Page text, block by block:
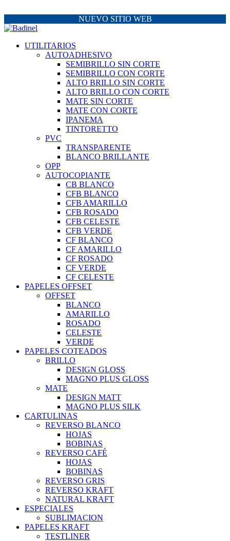
NUEVO SITIO WEB
UTILITARIOS
AUTOADHESIVO
SEMIBRILLO SIN CORTE
SEMIBRILLO CON CORTE
ALTO BRILLO SIN CORTE
ALTO BRILLO CON CORTE
MATE SIN CORTE
MATE CON CORTE
IPANEMA
TINTORETTO
PVC
TRANSPARENTE
BLANCO BRILLANTE
OPP
AUTOCOPIANTE
CB BLANCO
CFB BLANCO
CFB AMARILLO
CFB ROSADO
CFB CELESTE
CFB VERDE
CF BLANCO
CF AMARILLO
CF ROSADO
CF VERDE
CF CELESTE
PAPELES OFFSET
OFFSET
BLANCO
AMARILLO
ROSADO
CELESTE
VERDE
PAPELES COTEADOS
BRILLO
DESIGN GLOSS
MAGNO PLUS GLOSS
MATE
DESIGN MATT
MAGNO PLUS SILK
CARTULINAS
REVERSO BLANCO
HOJAS
BOBINAS
REVERSO CAFÉ
HOJAS
BOBINAS
REVERSO GRIS
REVERSO KRAFT
NATURAL KRAFT
ESPECIALES
SUBLIMACION
PAPELES KRAFT
TESTLINER